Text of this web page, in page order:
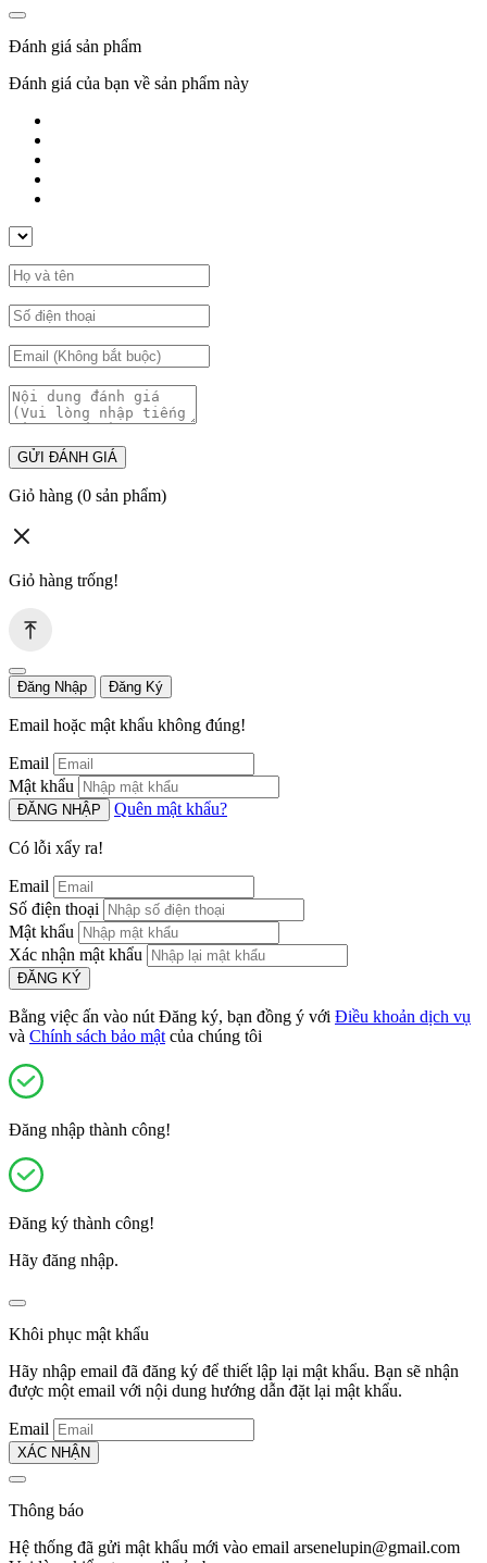
Đánh giá sản phẩm
Đánh giá của bạn về sản phẩm này
GỬI ĐÁNH GIÁ
Giỏ hàng (0 sản phẩm)
Giỏ hàng trống!
Đăng Nhập Đăng Ký
Email hoặc mật khẩu không đúng!
Email
Mật khẩu
ĐĂNG NHẬP Quên mật khẩu?
Có lỗi xẩy ra!
Email
Số điện thoại
Mật khẩu
Xác nhận mật khẩu
ĐĂNG KÝ
Bằng việc ấn vào nút Đăng ký, bạn đồng ý với Điều khoản dịch vụ
và Chính sách bảo mật của chúng tôi
Đăng nhập thành công!
Đăng ký thành công!
Hãy đăng nhập.
Khôi phục mật khẩu
Hãy nhập email đã đăng ký để thiết lập lại mật khẩu. Bạn sẽ nhận
được một email với nội dung hướng dẫn đặt lại mật khẩu.
Email
XÁC NHẬN
Thông báo
Hệ thống đã gửi mật khẩu mới vào email arsenelupin@gmail.com